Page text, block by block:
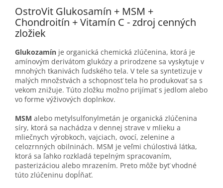
OstroVit Glukosamín + MSM +
Chondroitín + Vitamín C - zdroj cenných
zložiek
Glukozamín je organická chemická zlúčenina, ktorá je
amínovým derivátom glukózy a prirodzene sa vyskytuje v
mnohých tkanivách ľudského tela. V tele sa syntetizuje v
malých množstvách a schopnosť tela ho produkovať sa s
vekom znižuje. Túto zložku možno prijímať s jedlom alebo
vo forme výživových doplnkov.
MSM alebo metylsulfonylmetán je organická zlúčenina
síry, ktorá sa nachádza v dennej strave v mlieku a
mliečnych výrobkoch, vajciach, ovocí, zelenine a
celozrnných obilninách. MSM je veľmi chúlostivá látka,
ktorá sa ľahko rozkladá tepelným spracovaním,
pasterizáciou alebo mrazením. Preto môže byť vhodné
túto zlúčeninu dopĺňať.